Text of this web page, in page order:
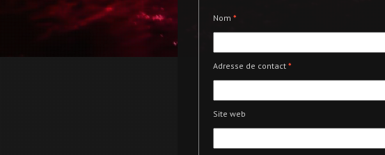
Nom *
Adresse de contact *
Site web